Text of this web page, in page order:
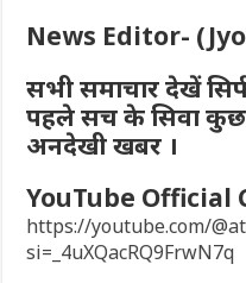
News Editor-
सभी समाचार देखें
पहले सच के सिवा कुछ
अनदेखी खबर ।
YouTube Official
https://youtube.com/
si=_4uXQacRQ9FrwN7q